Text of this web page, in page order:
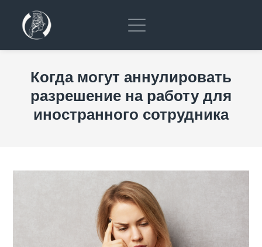
Когда могут аннулировать
разрешение на работу для
иностранного сотрудника